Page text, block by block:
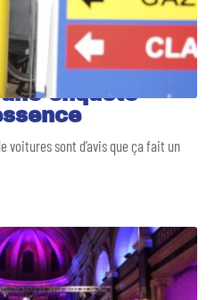
enquête
voitures sont d’avis que ça fait un